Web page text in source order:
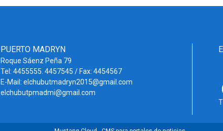
PUERTO MADRYN
Roque Sáenz Peña 79
Tel: 4455555. 4457545 / Fax: 4454567
E-Mail: elchubutmadryn2015@gmail.com
elchubutpmadmi@gmail.com